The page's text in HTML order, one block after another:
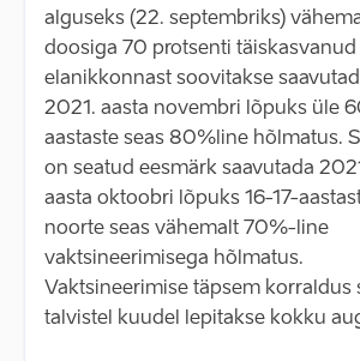
alguseks (22. septembriks)
doosiga 70 protsenti täiskasvanud
elanikkonnast soovitakse
2021. aasta novembri lõpuks üle
aastaste seas 80%line hõlmatus.
on seatud eesmärk saavutada
aasta oktoobri lõpuks 16-17-
noorte seas vähemalt 70%-line
vaktsineerimisega hõlmatus.
Vaktsineerimise täpsem korraldus
talvistel kuudel lepitakse kokku